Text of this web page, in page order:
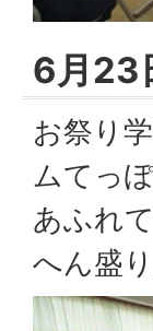
6月23
お祭り
ムてっ
あふれ
へん盛